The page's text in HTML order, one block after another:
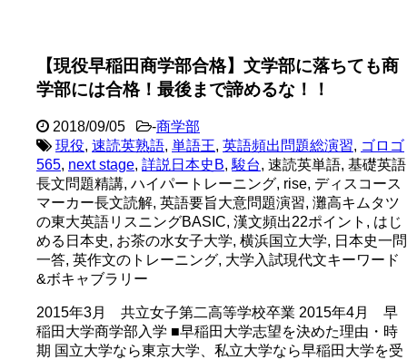
【現役早稲田商学部合格】文学部に落ちても商
学部には合格！最後まで諦めるな！！
2018/09/05 -商学部
現役, 速読英熟語, 単語王, 英語頻出問題総演習, ゴロゴ
565, next stage, 詳説日本史B, 駿台, 速読英単語, 基礎英語
長文問題精講, ハイパートレーニング, rise, ディスコース
マーカー長文読解, 英語要旨大意問題演習, 灘高キムタツ
の東大英語リスニングBASIC, 漢文頻出22ポイント, はじ
める日本史, お茶の水女子大学, 横浜国立大学, 日本史一問
一答, 英作文のトレーニング, 大学入試現代文キーワード
&ボキャブラリー
2015年3月 共立女子第二高等学校卒業 2015年4月 早
稲田大学商学部入学 ■早稲田大学志望を決めた理由・時
期 国立大学なら東京大学、私立大学なら早稲田大学を受